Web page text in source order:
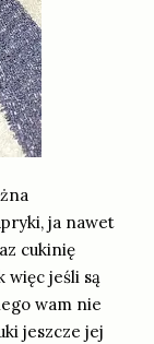
ja nawet
cukinię
więc jeśli są
wam nie
jeszcze jej